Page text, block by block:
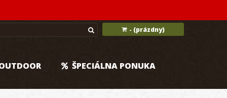
- (prázdny)
ŠPECIÁLNA PONUKA